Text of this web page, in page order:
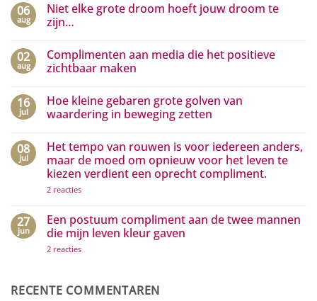
06
aug
Niet elke grote droom hoeft jouw droom te
zijn…
op
Niet
elke
hoeft
jouw
droom
02
aug
Complimenten aan media die het positieve
zichtbaar maken
op
Complimenten
aan
het
positieve
zichtbaar
maken
16
jul
Hoe kleine gebaren grote golven van
waardering in beweging zetten
op
Hoe
kleine
gebaren
golven
in
beweging
zetten
08
jul
Het tempo van rouwen is voor iedereen anders,
maar de moed om opnieuw voor het leven te
kiezen verdient een oprecht compliment.
2 reactiesop
van
rouwen
is
iedereen
moed
27
jun
Een postuum compliment aan de twee mannen
die mijn leven kleur gaven
2 reactiesop
aan
de
RECENTE COMMENTAREN